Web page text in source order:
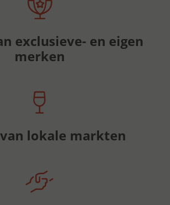
exclusieve- en eigen
merken
lokale markten